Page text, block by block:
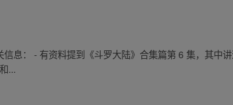
息： - 有资料提到《斗罗大陆》合集篇第 6 集，其中
...